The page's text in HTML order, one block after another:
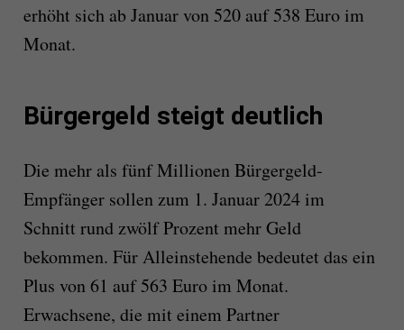
erhöht sich ab Januar von 520 auf 538 Euro im
Monat.
Bürgergeld steigt deutlich
Die mehr als fünf Millionen Bürgergeld-
Empfänger sollen zum 1. Januar 2024 im
Schnitt rund zwölf Prozent mehr Geld
bekommen. Für Alleinstehende bedeutet das ein
Plus von 61 auf 563 Euro im Monat.
Erwachsene, die mit einem Partner